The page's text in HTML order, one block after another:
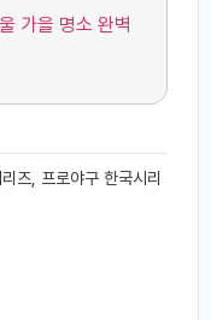
가을 명소 완벽
즈
프로야구 한국시리